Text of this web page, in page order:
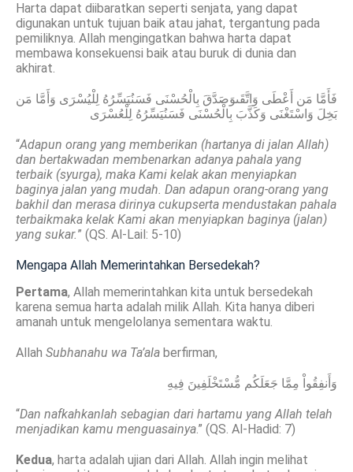
Harta dapat diibaratkan seperti senjata, yang dapat
digunakan untuk tujuan baik atau jahat, tergantung pada
pemiliknya. Allah mengingatkan bahwa harta dapat
membawa konsekuensi baik atau buruk di dunia dan
akhirat.
فَأَمَّا مَن أَعْطَى وَاتَّقَىوَصَدَّقَ بِالْحُسْنَى فَسَنُيَسِّرُهُ لِلْيُسْرَى وَأَمَّا مَن
بَخِلَ وَاسْتَغْنَى وَكَذَّبَ بِالْحُسْنَى فَسَنُيَسِّرُهُ لِلْعُسْرَى
“Adapun orang yang memberikan (hartanya di jalan Allah)
dan bertakwadan membenarkan adanya pahala yang
terbaik (syurga), maka Kami kelak akan menyiapkan
baginya jalan yang mudah. Dan adapun orang-orang yang
bakhil dan merasa dirinya cukupserta mendustakan pahala
terbaikmaka kelak Kami akan menyiapkan baginya (jalan)
yang sukar.” (QS. Al-Lail: 5-10)
Mengapa Allah Memerintahkan Bersedekah?
Pertama, Allah memerintahkan kita untuk bersedekah
karena semua harta adalah milik Allah. Kita hanya diberi
amanah untuk mengelolanya sementara waktu.
Allah Subhanahu wa Ta’ala berfirman,
وَأَنفِقُواْ مِمَّا جَعَلَكُم مُّسْتَخْلَفِينَ فِيهِ
“Dan nafkahkanlah sebagian dari hartamu yang Allah telah
menjadikan kamu menguasainya.” (QS. Al-Hadid: 7)
Kedua, harta adalah ujian dari Allah. Allah ingin melihat